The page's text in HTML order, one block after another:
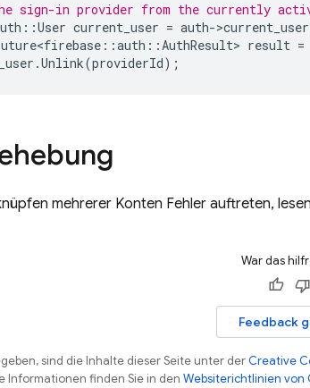
sign-in provider from the currently
::User current_user = auth->current_user
::auth ::AuthResult> result =
.Unlink(providerId);
mehrerer Konten Fehler auftreten,
War das
Feedback
sind die Inhalte dieser Seite unter derCreative
Informationen finden Sie in den Websiterichtlinien von